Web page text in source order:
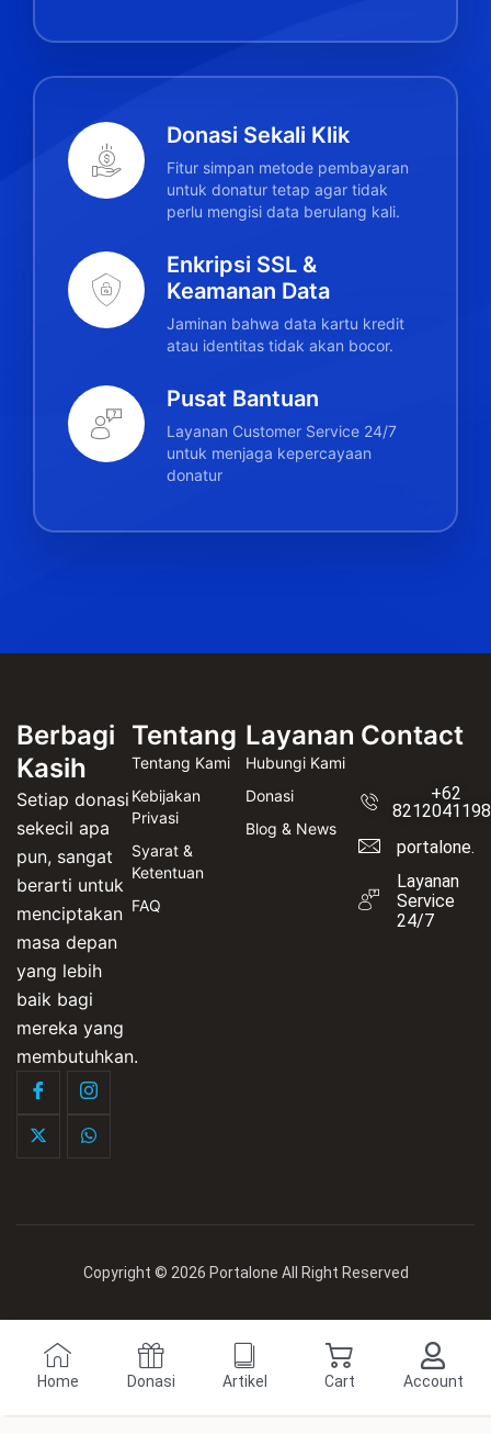
Donasi Sekali Klik
Fitur simpan metode pembayaran
untuk donatur tetap agar tidak
perlu mengisi data berulang kali.
Enkripsi SSL &
Keamanan Data
Jaminan bahwa data kartu kredit
atau identitas tidak akan bocor.
Pusat Bantuan
Layanan Customer Service 24/7
untuk menjaga kepercayaan
donatur
Berbagi
Kasih
Setiap donasi
sekecil apa
pun, sangat
berarti untuk
menciptakan
masa depan
yang lebih
baik bagi
mereka yang
membutuhkan.
Tentang
Tentang Kami
Kebijakan
Privasi
Syarat &
Ketentuan
FAQ
Layanan
Hubungi Kami
Donasi
Blog & News
Contact
+62
Layanan
Service
24/7
Copyright © 2026 Portalone All Right Reserved
Home Donasi Artikel Cart Account